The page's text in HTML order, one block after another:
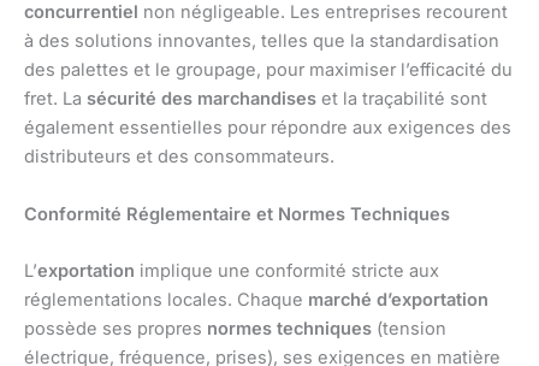
concurrentiel non négligeable. Les entreprises recourent
à des solutions innovantes, telles que la standardisation
des palettes et le groupage, pour maximiser l’efficacité du
fret. La sécurité des marchandises et la traçabilité sont
également essentielles pour répondre aux exigences des
distributeurs et des consommateurs.
Conformité Réglementaire et Normes Techniques
L’exportation implique une conformité stricte aux
réglementations locales. Chaque marché d’exportation
possède ses propres normes techniques (tension
électrique, fréquence, prises), ses exigences en matière